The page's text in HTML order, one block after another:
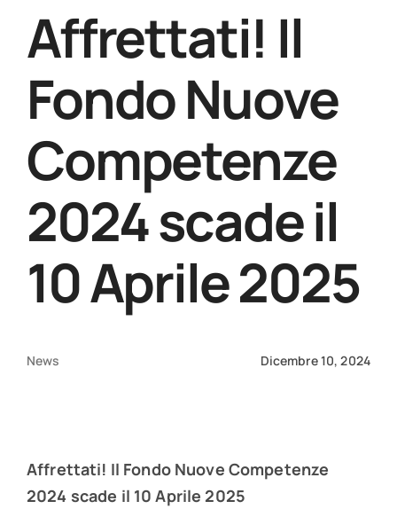
Affrettati! Il
Fondo Nuove
Competenze
2024 scade il
10 Aprile 2025
News Dicembre 10, 2024
Affrettati! Il Fondo Nuove Competenze
2024 scade il 10 Aprile 2025